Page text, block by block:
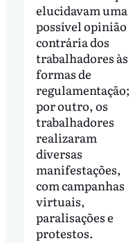
elucidavam uma
possível opinião
contrária dos
trabalhadores às
formas de
regulamentação;
por outro, os
trabalhadores
realizaram
diversas
manifestações,
com campanhas
virtuais,
paralisações e
protestos.